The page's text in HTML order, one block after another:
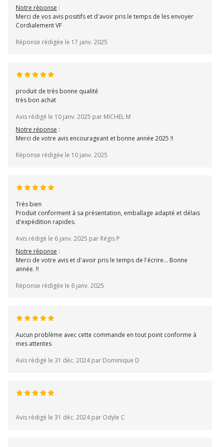
Notre réponse :
Merci de vos avis positifs et d'avoir pris le temps de les envoyer
Cordialement VF
Réponse rédigée le 17 janv. 2025
produit de très bonne qualité
très bon achat
Avis rédigé le 10 janv. 2025 par MICHEL M
Notre réponse :
Merci de votre avis encourageant et bonne année 2025 !!
Réponse rédigée le 10 janv. 2025
Très bien
Produit conforment à sa présentation, emballage adapté et délais
d'expédition rapides.
Avis rédigé le 6 janv. 2025 par Régis P
Notre réponse :
Merci de votre avis et d'avoir pris le temps de l'écrire... Bonne
année. !!
Réponse rédigée le 6 janv. 2025
Aucun problème avec cette commande en tout point conforme à
mes attentes
Avis rédigé le 31 déc. 2024 par Dominique D
Avis rédigé le 31 déc. 2024 par Odyle C